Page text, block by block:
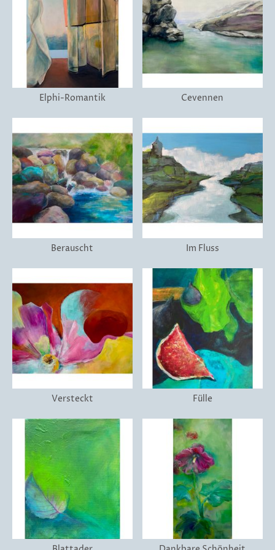
Elphi-Romantik Cevennen
Berauscht Im Fluss
Versteckt Fülle